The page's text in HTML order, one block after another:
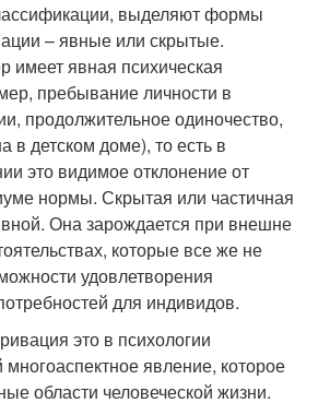
выделяют формы
– явные или скрытые.
имеет явная психическая
пребывание личности в
продолжительное одиночество,
детском доме), то есть в
это видимое отклонение от
нормы. Скрытая или частичная
Она зарождается при внешне
которые все же не
удовлетворения
для индивидов.
это в психологии
многоаспектное явление, которое
области человеческой жизни.